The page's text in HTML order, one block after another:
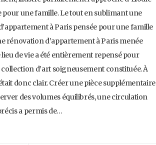
une famille. Le tout en sublimant une
à Paris pensée pour une famille
rénovation d’appartement à Paris menée
lieu de vie a été entièrement repensé pour
d’art soigneusement constituée. À
donc clair. Créer une pièce supplémentaire
des volumes équilibrés, une circulation
a permis de…